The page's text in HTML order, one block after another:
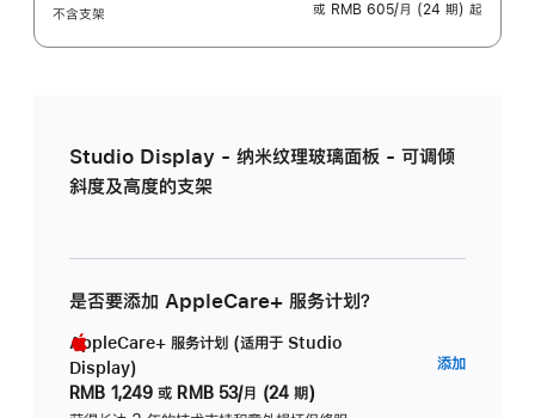
不含支架
或 RMB 605/月 (24 期) 起
Studio Display - 纳米纹理玻璃面板 - 可调倾
斜度及高度的支架
是否要添加 AppleCare+ 服务计划？
AppleCare+ 服务计划 (适用于 Studio
Display)
RMB 1,249 或 RMB 53/月 (24 期)
添加